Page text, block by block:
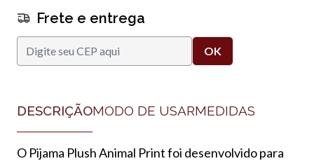
Frete e entrega
DESCRIÇÃOMODO DE USARMEDIDAS
O Pijama Plush Animal Print foi desenvolvido para